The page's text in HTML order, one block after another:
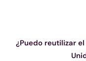
¿Puedo reutilizar el